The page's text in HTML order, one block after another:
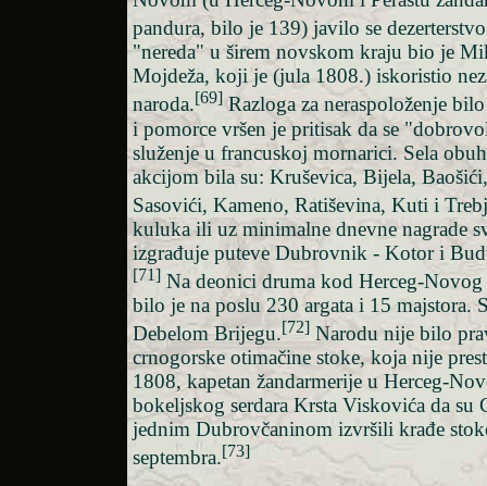
pandura, bilo je 139) javilo se
"nereda" u širem novskom kraju bio je
Mojdeža, koji je (jula 1808.) iskoristio
naroda.[69]Razloga za neraspoloženje
i pomorce vršen je pritisak da se
služenje u francuskoj mornarici. Sela
akcijom bila su: Kruševica, Bijela,
Sasovići, Kameno, Ratiševina, Kuti i
kuluka ili uz minimalne dnevne nagrade
izgrađuje puteve Dubrovnik - Kotor i
[71] Na deonici druma kod Herceg-
bilo je na poslu 230 argata i 15 majstora.
Debelom Brijegu.[72] Narodu nije bilo
crnogorske otimačine stoke, koja nije
1808, kapetan žandarmerije u Herceg-
bokeljskog serdara Krsta Viskovića da su
jednim Dubrovčaninom izvršili krađe
septembra.[73]